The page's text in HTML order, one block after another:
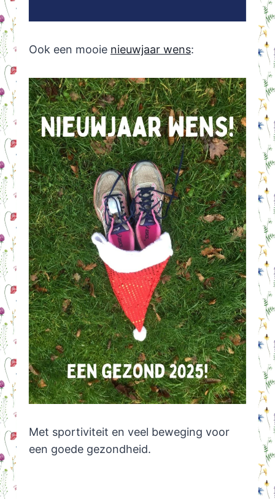
Ook een mooie nieuwjaar wens:
Met sportiviteit en veel beweging voor
een goede gezondheid.